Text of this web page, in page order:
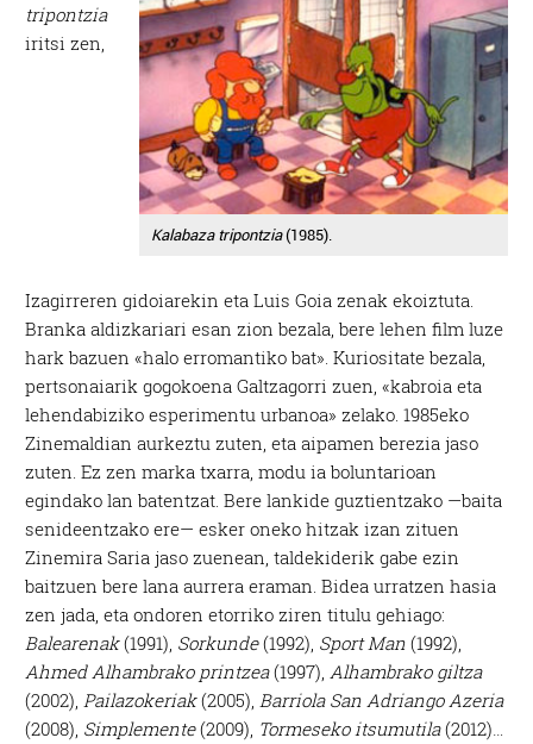
Kalabaza tripontzia(1985).
tripontzia
iritsi zen,
Izagirreren gidoiarekin eta Luis Goia zenak ekoiztuta.
Branka aldizkariari esan zion bezala, bere lehen film luze
hark bazuen «halo erromantiko bat». Kuriositate bezala,
pertsonaiarik gogokoena Galtzagorri zuen, «kabroia eta
lehendabiziko esperimentu urbanoa» zelako. 1985eko
Zinemaldian aurkeztu zuten, eta aipamen berezia jaso
zuten. Ez zen marka txarra, modu ia boluntarioan
egindako lan batentzat. Bere lankide guztientzako —baita
senideentzako ere— esker oneko hitzak izan zituen
Zinemira Saria jaso zuenean, taldekiderik gabe ezin
baitzuen bere lana aurrera eraman. Bidea urratzen hasia
zen jada, eta ondoren etorriko ziren titulu gehiago:
Balearenak(1991), Sorkunde(1992), Sport Man (1992),
Ahmed Alhambrako printzea(1997),Alhambrako giltza
(2002),Pailazokeriak(2005),Barriola San Adriango Azeria
(2008), Simplemente(2009), Tormeseko itsumutila(2012)…